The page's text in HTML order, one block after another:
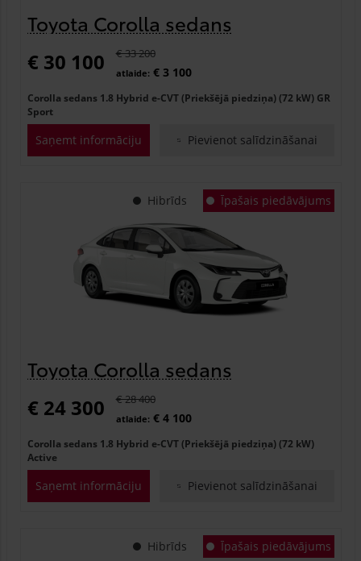
Toyota Corolla sedans
€ 30 100 € 33 200
atlaide: € 3 100
Corolla sedans 1.8 Hybrid e-CVT (Priekšējā piedziņa) (72 kW) GR
Sport
Saņemt informāciju Pievienot salīdzināšanai
Hibrīds Īpašais piedāvājums
Toyota Corolla sedans
€ 24 300 € 28 400
atlaide: € 4 100
Corolla sedans 1.8 Hybrid e-CVT (Priekšējā piedziņa) (72 kW)
Active
Saņemt informāciju Pievienot salīdzināšanai
Hibrīds Īpašais piedāvājums